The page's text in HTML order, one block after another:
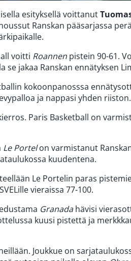
esityksellä voittanut
Ranskan pääsarjassa
voitti Roannen pistein 90-61.
se jakaa Ranskan ennätyksen
kokoonpanosssa
ja nappasi yhden riiston.
Paris Basketball on
Le Portelon varmistanut
kuudentena.
Le Portelin paras
vieraissa 77-100.
Granadahävisi
kuusi pistettä ja
Joukkue on